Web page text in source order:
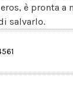
è pronta a
salvarlo.